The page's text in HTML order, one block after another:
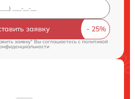
заявку
заявку" Вы соглашаетесь cполитикой